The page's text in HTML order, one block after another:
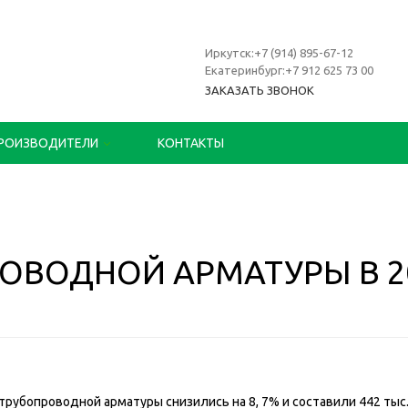
Иркутск:+7 (914) 895-67-12
Екатеринбург:+7 912 625 73 00
ЗАКАЗАТЬ ЗВОНОК
КОНТАКТЫ
АРМАТУРЫ В
арматуры снизились на 8, 7% и составили 442